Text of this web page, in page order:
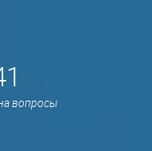
вопросы